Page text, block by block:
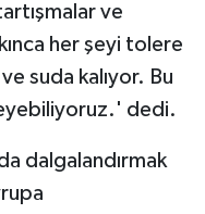
ve
her şeyi tolere
suda kalıyor. Bu
dedi.
dalgalandırmak